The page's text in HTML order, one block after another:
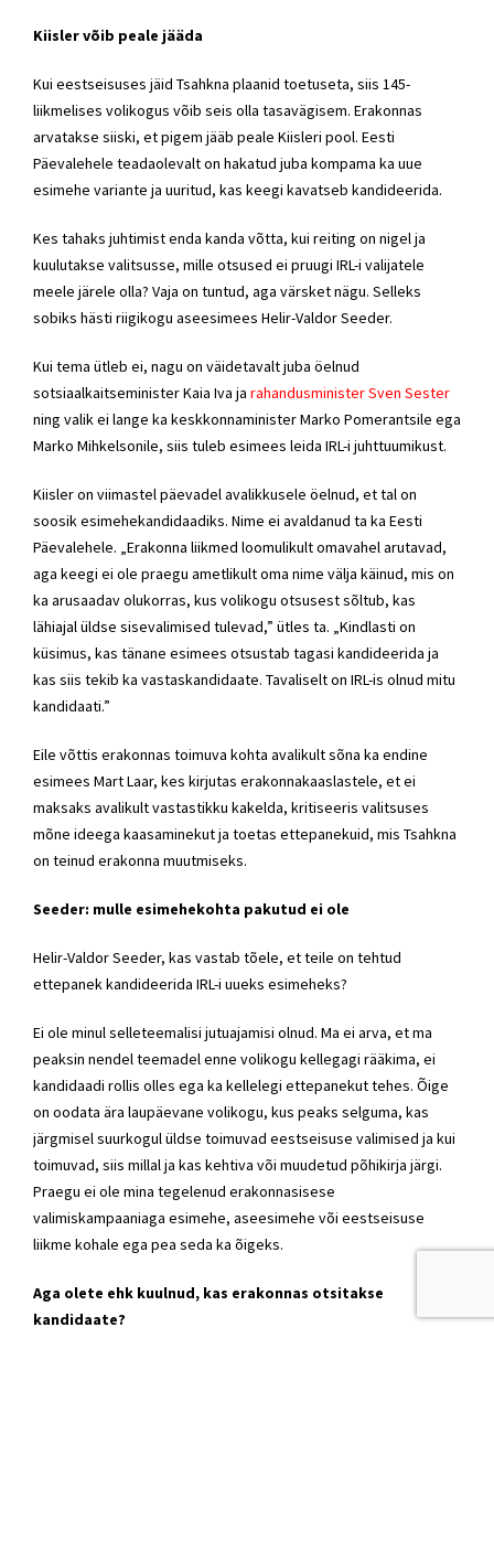
Kiisler võib peale jääda
Kui eestseisuses jäid Tsahkna plaanid toetuseta, siis 145-
liikmelises volikogus võib seis olla tasavägisem. Erakonnas
arvatakse siiski, et pigem jääb peale Kiisleri pool. Eesti
Päevalehele teadaolevalt on hakatud juba kompama ka uue
esimehe variante ja uuritud, kas keegi kavatseb kandideerida.
Kes tahaks juhtimist enda kanda võtta, kui reiting on nigel ja
kuulutakse valitsusse, mille otsused ei pruugi IRL-i valijatele
meele järele olla? Vaja on tuntud, aga värsket nägu. Selleks
sobiks hästi riigikogu aseesimees Helir-Valdor Seeder.
Kui tema ütleb ei, nagu on väidetavalt juba öelnud
sotsiaalkaitseminister Kaia Iva ja rahandusminister Sven Sester
ning valik ei lange ka keskkonnaminister Marko Pomerantsile ega
Marko Mihkelsonile, siis tuleb esimees leida IRL-i juhttuumikust.
Kiisler on viimastel päevadel avalikkusele öelnud, et tal on
soosik esimehekandidaadiks. Nime ei avaldanud ta ka Eesti
Päevalehele. „Erakonna liikmed loomulikult omavahel arutavad,
aga keegi ei ole praegu ametlikult oma nime välja käinud, mis on
ka arusaadav olukorras, kus volikogu otsusest sõltub, kas
lähiajal üldse sisevalimised tulevad,” ütles ta. „Kindlasti on
küsimus, kas tänane esimees otsustab tagasi kandideerida ja
kas siis tekib ka vastaskandidaate. Tavaliselt on IRL-is olnud mitu
kandidaati.”
Eile võttis erakonnas toimuva kohta avalikult sõna ka endine
esimees Mart Laar, kes kirjutas erakonnakaaslastele, et ei
maksaks avalikult vastastikku kakelda, kritiseeris valitsuses
mõne ideega kaasaminekut ja toetas ettepanekuid, mis Tsahkna
on teinud erakonna muutmiseks.
Seeder: mulle esimehekohta pakutud ei ole
Helir-Valdor Seeder, kas vastab tõele, et teile on tehtud
ettepanek kandideerida IRL-i uueks esimeheks?
Ei ole minul selleteemalisi jutuajamisi olnud. Ma ei arva, et ma
peaksin nendel teemadel enne volikogu kellegagi rääkima, ei
kandidaadi rollis olles ega ka kellelegi ettepanekut tehes. Õige
on oodata ära laupäevane volikogu, kus peaks selguma, kas
järgmisel suurkogul üldse toimuvad eestseisuse valimised ja kui
toimuvad, siis millal ja kas kehtiva või muudetud põhikirja järgi.
Praegu ei ole mina tegelenud erakonnasisese
valimiskampaaniaga esimehe, aseesimehe või eestseisuse
liikme kohale ega pea seda ka õigeks.
Aga olete ehk kuulnud, kas erakonnas otsitakse
kandidaate?